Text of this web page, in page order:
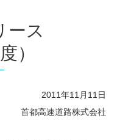
ース
）
2011年11月11日
首都高速道路株式会社